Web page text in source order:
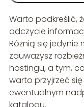
Warto podkreślić,
odczycie
Różnią się jedynie
zauważysz
hostingu, a tym,
warto przyjrzeć
ewentualnym